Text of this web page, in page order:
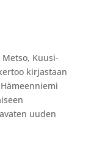
Kuusi-
kirjastaan
uuden